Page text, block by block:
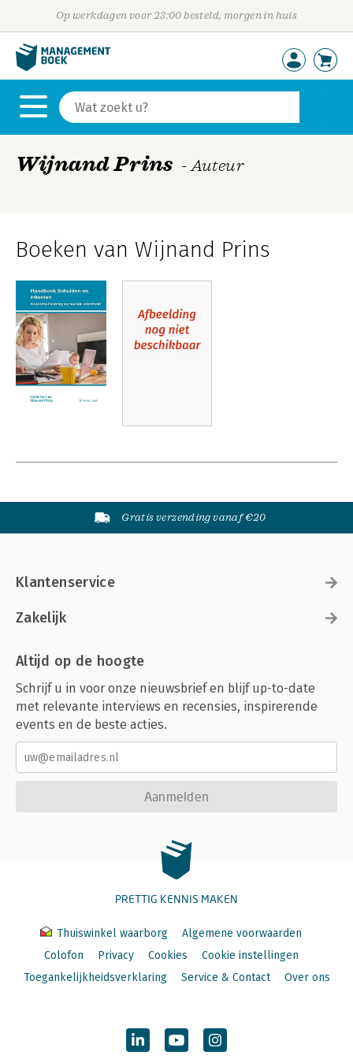
Op werkdagen voor 23:00 besteld, morgen in huis
Wijnand Prins - Auteur
Boeken van Wijnand Prins
Gratis verzending vanaf €20
Klantenservice
Zakelijk
Altijd op de hoogte
Schrijf u in voor onze nieuwsbrief en blijf up-to-date
met relevante interviews en recensies, inspirerende
events en de beste acties.
Aanmelden
PRETTIG KENNIS MAKEN
Thuiswinkel waarborg
Algemene voorwaarden
Colofon
Privacy Cookies
Cookie instellingen
Toegankelijkheidsverklaring
Service & Contact Over ons